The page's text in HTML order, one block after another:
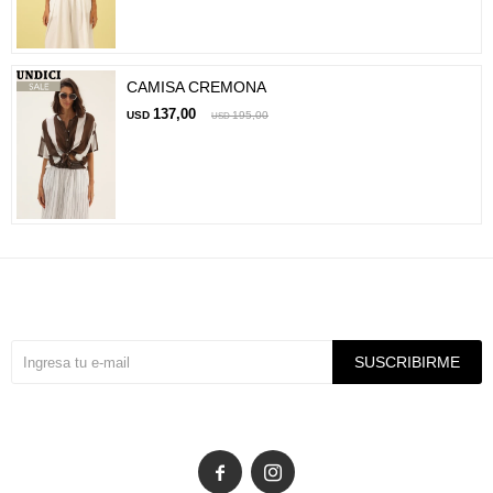
CAMISA CREMONA
USD 137,00 USD 195,00
SUSCRIBIRME
 